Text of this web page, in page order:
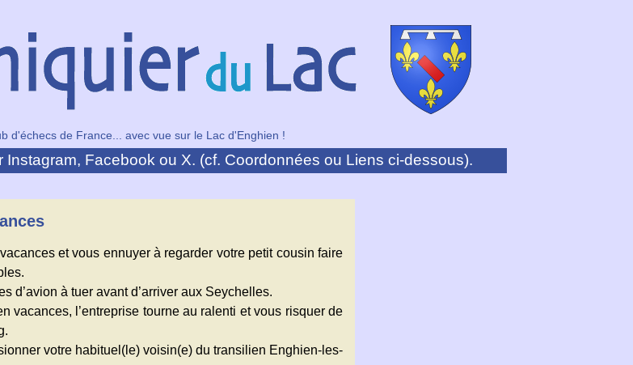
d'échecs de France... avec vue sur le Lac d'Enghien !
Facebook ou X. (cf. Coordonnées ou Liens ci-dessous).
et vous ennuyer à regarder votre petit cousin faire
d’avion à tuer avant d’arriver aux Seychelles.
vacances, l’entreprise tourne au ralenti et vous risquer de
votre habituel(le) voisin(e) du transilien Enghien-les-